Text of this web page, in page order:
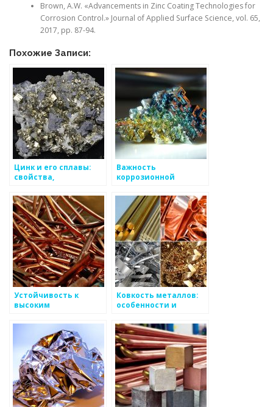
Brown, A.W. «Advancements in Zinc Coating Technologies for
Corrosion Control.» Journal of Applied Surface Science, vol. 65,
2017, pp. 87-94.
Похожие Записи:
Цинк и его сплавы:
свойства,
особенности
Важность
коррозионной
в промышленности
Устойчивость к
высоким
металлов
Ковкость металлов:
особенности и